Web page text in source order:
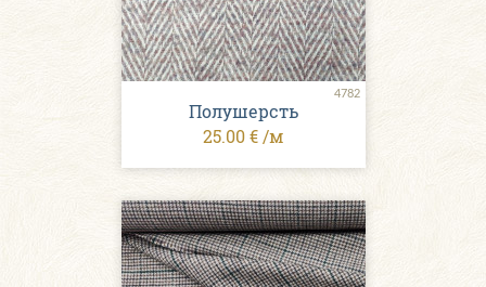
4782
Полушерсть
25.00 € /м